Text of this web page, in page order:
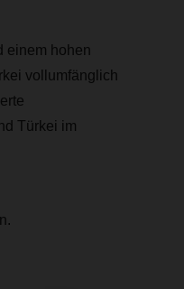
einem hohen
vollumfänglich
Türkei im